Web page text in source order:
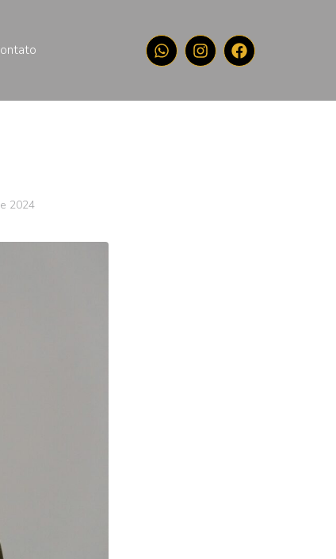
2024